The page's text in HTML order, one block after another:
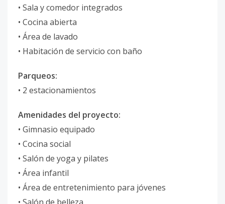
• Sala y comedor integrados
• Cocina abierta
• Área de lavado
• Habitación de servicio con baño
Parqueos:
• 2 estacionamientos
Amenidades del proyecto:
• Gimnasio equipado
• Cocina social
• Salón de yoga y pilates
• Área infantil
• Área de entretenimiento para jóvenes